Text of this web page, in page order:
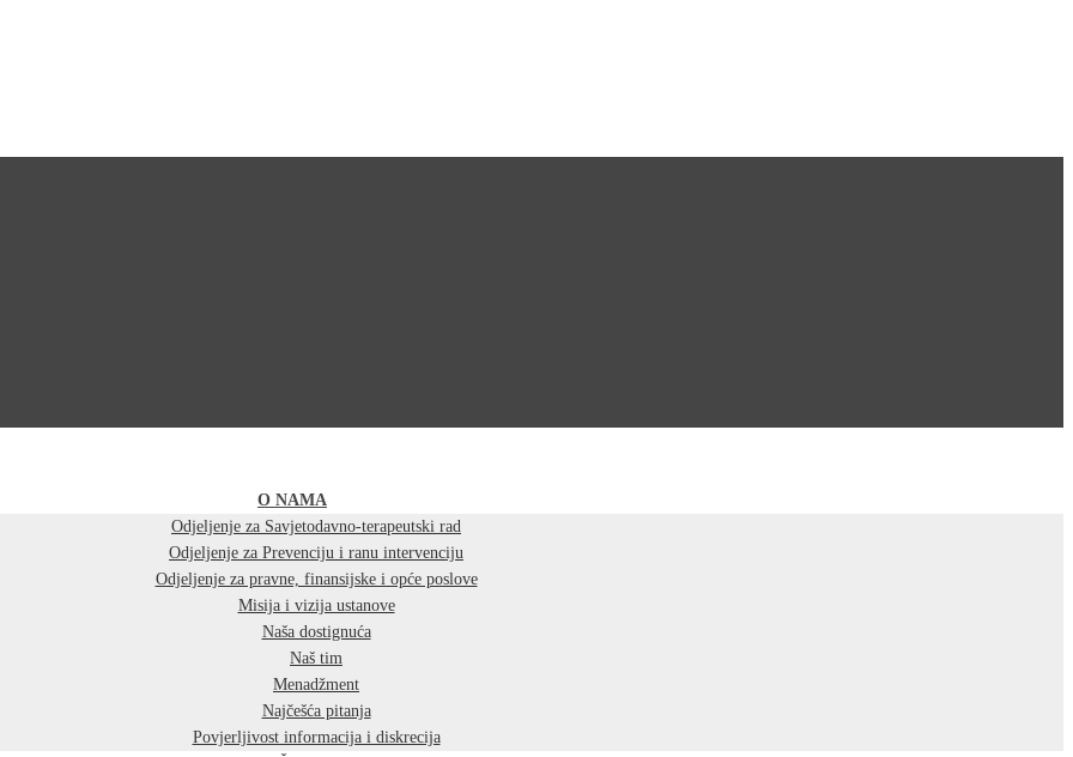
O NAMA
Odjeljenje za Savjetodavno-terapeutski rad
Odjeljenje za Prevenciju i ranu intervenciju
Odjeljenje za pravne, finansijske i opće poslove
Misija i vizija ustanove
Naša dostignuća
Naš tim
Menadžment
Najčešća pitanja
Povjerljivost informacija i diskrecija